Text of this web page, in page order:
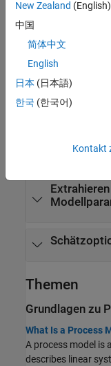
Funktionen
alle erweitern
Erstellen
Themen
Grundlagen zu
What Is a Process
A process model is
describes linear
New Zealand (English)
中国
简体中文
English
日本 (日本語)
한국 (한국어)
Kontakt